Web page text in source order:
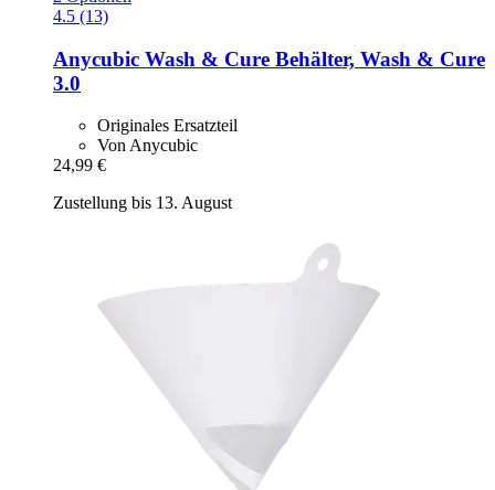
4.5 (13)
Anycubic Wash & Cure Behälter, Wash & Cure
3.0
Originales Ersatzteil
Von Anycubic
24,99 €
Zustellung bis 13. August